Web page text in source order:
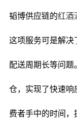
韬博供应链的红酒
这项服务可是解决
配送周期长等问
仓，实现了快速响
费者手中的时间，